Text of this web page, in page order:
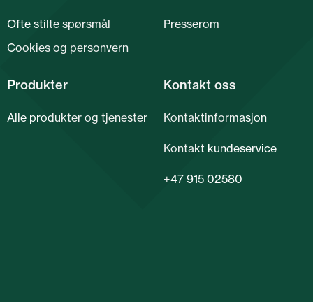
Ofte stilte spørsmål
Cookies og personvern
Presserom
Produkter
Alle produkter og tjenester
Kontakt oss
Kontaktinformasjon
Kontakt kundeservice
+47 915 02580